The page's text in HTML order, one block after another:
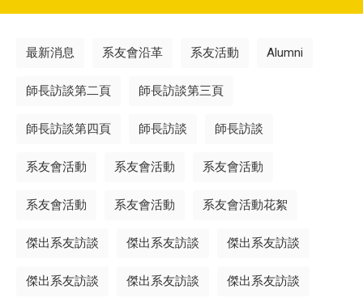
最新消息 系友會沿革 系友活動 Alumni
師長訪談第二頁 師長訪談第三頁
師長訪談第四頁 師長訪談 師長訪談
系友會活動 系友會活動 系友會活動
系友會活動 系友會活動 系友會活動花絮
傑出系友訪談 傑出系友訪談 傑出系友訪談
傑出系友訪談 傑出系友訪談 傑出系友訪談